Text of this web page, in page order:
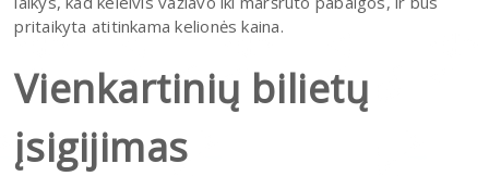
pritaikyta atitinkama kelionės kaina.
Vienkartinių bilietų
įsigijimas